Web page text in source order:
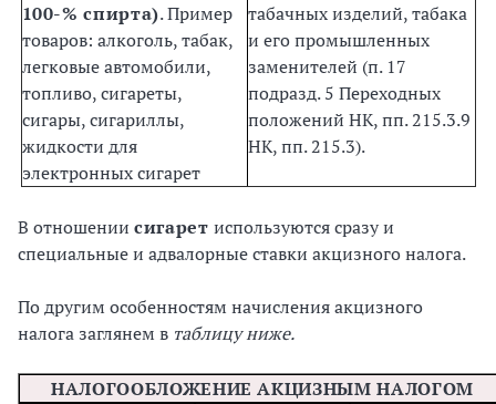
100-% спирта). Пример
товаров: алкоголь, табак,
легковые автомобили,
топливо, сигареты,
сигары, сигариллы,
жидкости для
электронных сигарет
табачных изделий, табака
и его промышленных
заменителей (п. 17
подразд. 5 Переходных
положений НК, пп. 215.3.9
НК, пп. 215.3).
В отношении сигаретиспользуются сразу и
специальные и адвалорные ставки акцизного налога.
По другим особенностям начисления акцизного
налога заглянем в таблицу ниже.
НАЛОГООБЛОЖЕНИЕ АКЦИЗНЫМ НАЛОГОМ